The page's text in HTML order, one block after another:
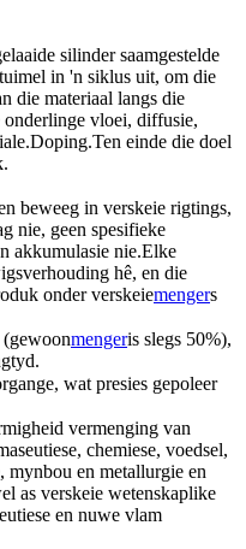
silinder saamgestelde
in 'n siklus uit, om die
die materiaal langs die
onderlinge vloei, diffusie,
einde die doel
beweeg in verskeie rigtings,
nie, geen spesifieke
akkumulasie nie.Elke
hê, en die
onder verskeiemengers
mengeris slegs 50%),
wat presies gepoleer
vermenging van
chemiese, voedsel,
mynbou en metallurgie en
as verskeie wetenskaplike
en nuwe vlam